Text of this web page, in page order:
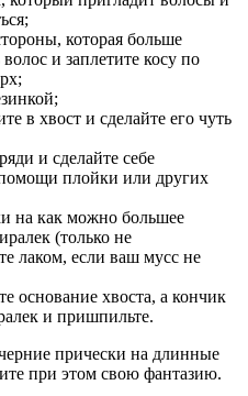
которая больше
и заплетите косу по
в хвост и сделайте его чуть
и сделайте себе
плойки или других
на как можно большее
(только не
лаком, если ваш мусс не
основание хвоста, а кончик
и пришпильте.
прически на длинные
при этом свою фантазию.